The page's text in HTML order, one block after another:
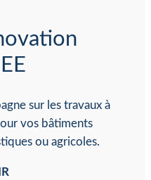
sur les travaux à
vos bâtiments
ou agricoles.